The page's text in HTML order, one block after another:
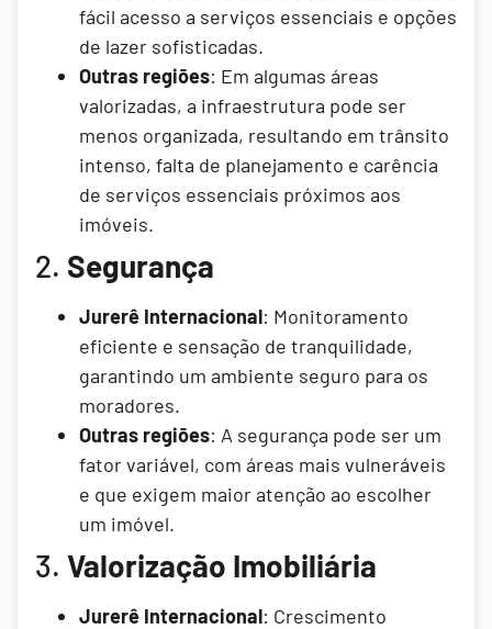
fácil acesso a serviços essenciais e opções
de lazer sofisticadas.
Outras regiões: Em algumas áreas
valorizadas, a infraestrutura pode ser
menos organizada, resultando em trânsito
intenso, falta de planejamento e carência
de serviços essenciais próximos aos
imóveis.
2. Segurança
Jurerê Internacional: Monitoramento
eficiente e sensação de tranquilidade,
garantindo um ambiente seguro para os
moradores.
Outras regiões: A segurança pode ser um
fator variável, com áreas mais vulneráveis
e que exigem maior atenção ao escolher
um imóvel.
3. Valorização Imobiliária
Jurerê Internacional: Crescimento